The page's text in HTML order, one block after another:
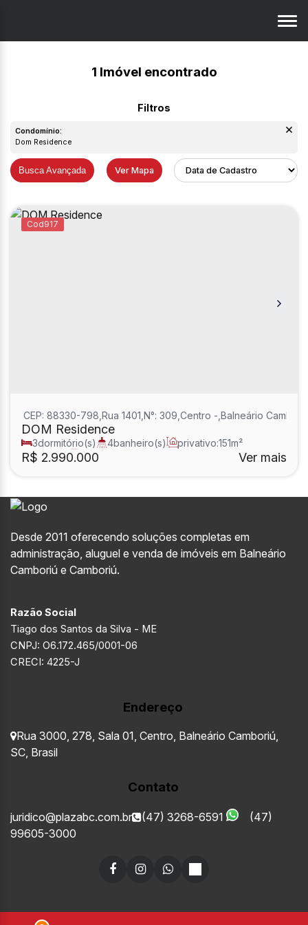
1 Imóvel encontrado
Condomínio:
Dom Residence
Busca Avançada Ver Mapa
917
DOM Residence
R$ 2.990.000
CEP: 88330-798 Rua 1401 N°: 309 Centro Balneário
3dormitório(s) 4banheiro(s) privativo:151m²
1sala(s) 3suíte(s) Ver mais
Desde 2011 oferecendo soluções completas em
administração, aluguel e venda de imóveis em Balneário
Camboriú e Camboriú.
Razão Social
Tiago dos Santos da Silva - ME
CNPJ: O6.172.465/0001-06
CRECI: 4225-J
Endereço
Rua 3000 278 Sala 01 Centro Balneário Camboriú
SC Brasil
Contato
juridico@plazabc.com.br (47) 3268-6591
(47)
99605-3000